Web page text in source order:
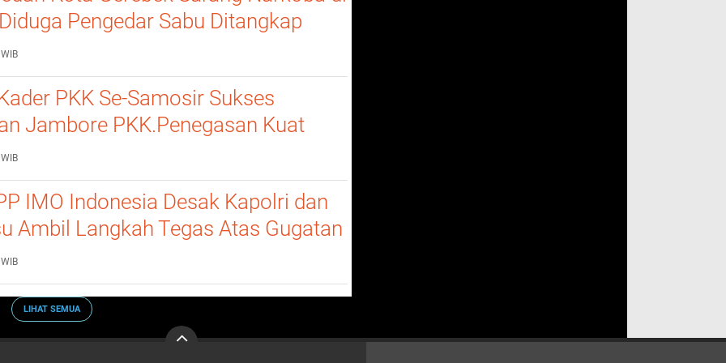
Pengedar Sabu Ditangkap
Bukti
PKK Se-Samosir Sukses
Jambore PKK.Penegasan Kuat
Dalam Membangun
IMO Indonesia Desak Kapolri dan
Ambil Langkah Tegas Atas Gugatan
LIHAT SEMUA